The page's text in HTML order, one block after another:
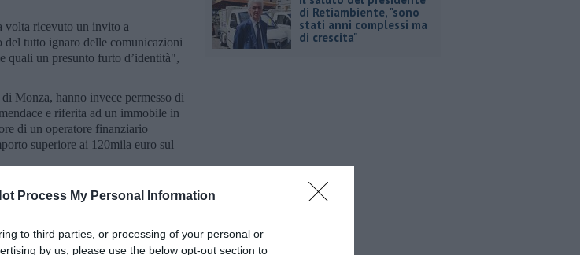
Process My Personal Information
to third parties, or processing of your personal or
by us, please use the below opt-out section to
volta ricevuto un invito a
del tutto ignaro delle comunicazioni
quali un presunto furto d’identità",
Monza, hanno invece permesso di
e riferita ad un immobile in
di un operatore finanziario
superiore ai 120mila euro sul
di Retiambiente, "sono
stati anni complessi ma
di crescita"